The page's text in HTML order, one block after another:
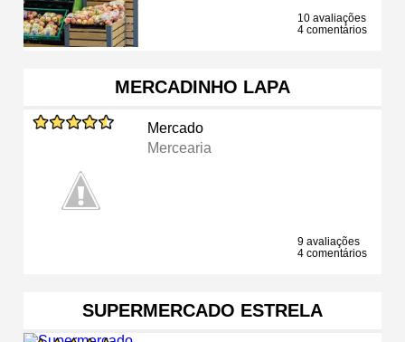
10 avaliações
4 comentários
MERCADINHO LAPA
Mercado
Mercearia
9 avaliações
4 comentários
SUPERMERCADO ESTRELA